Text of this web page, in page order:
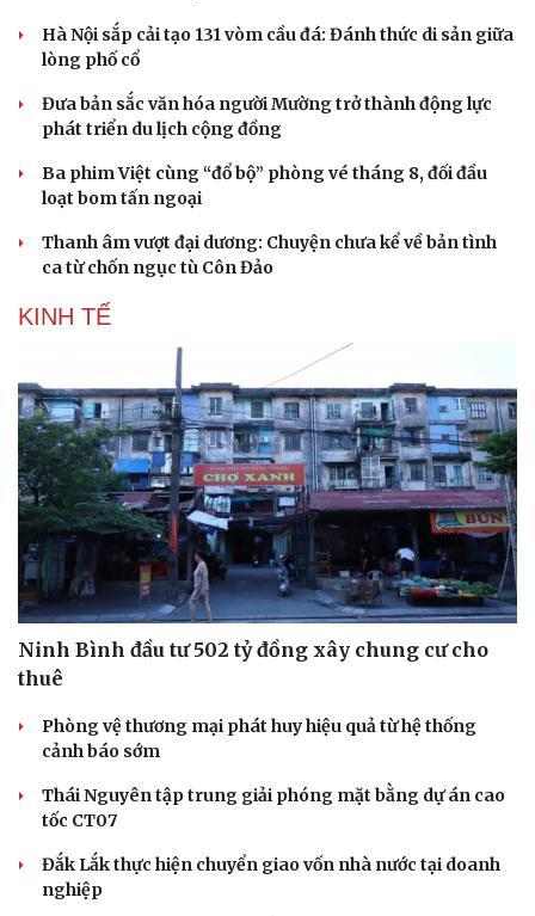
Thể thao
Bóng đá
Ô tô - Xe máy
Hà Nội sắp cải tạo 131 vòm cầu đá: Đánh thức di sản giữa
lòng phố cổ
Đưa bản sắc văn hóa người Mường trở thành động lực
phát triển du lịch cộng đồng
Ba phim Việt cùng “đổ bộ” phòng vé tháng 8, đối đầu
loạt bom tấn ngoại
Thanh âm vượt đại dương: Chuyện chưa kể về bản tình
ca từ chốn ngục tù Côn Đảo
KINH TẾ
Ninh Bình đầu tư 502 tỷ đồng xây chung cư cho
thuê
Phòng vệ thương mại phát huy hiệu quả từ hệ thống
cảnh báo sớm
Thái Nguyên tập trung giải phóng mặt bằng dự án cao
tốc CT07
Đắk Lắk thực hiện chuyển giao vốn nhà nước tại doanh
nghiệp